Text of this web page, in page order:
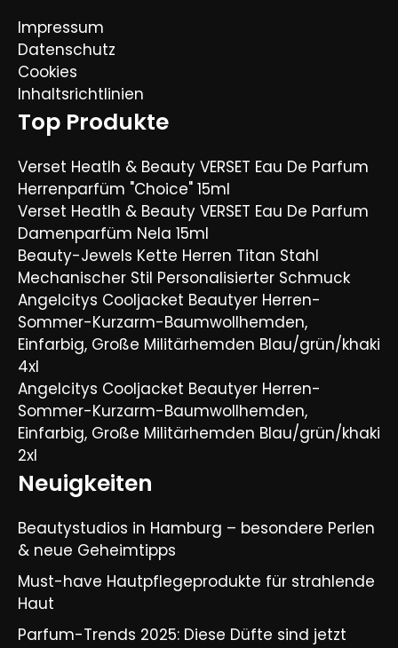
Impressum
Datenschutz
Cookies
Inhaltsrichtlinien
Top Produkte
Verset Heatlh & Beauty VERSET Eau De Parfum
Herrenparfüm "Choice" 15ml
Verset Heatlh & Beauty VERSET Eau De Parfum
Damenparfüm Nela 15ml
Beauty-Jewels Kette Herren Titan Stahl
Mechanischer Stil Personalisierter Schmuck
Angelcitys Cooljacket Beautyer Herren-
Sommer-Kurzarm-Baumwollhemden,
Einfarbig, Große Militärhemden Blau/grün/khaki
4xl
Angelcitys Cooljacket Beautyer Herren-
Sommer-Kurzarm-Baumwollhemden,
Einfarbig, Große Militärhemden Blau/grün/khaki
2xl
Neuigkeiten
Beautystudios in Hamburg – besondere Perlen
& neue Geheimtipps
Must-have Hautpflegeprodukte für strahlende
Haut
Parfum-Trends 2025: Diese Düfte sind jetzt